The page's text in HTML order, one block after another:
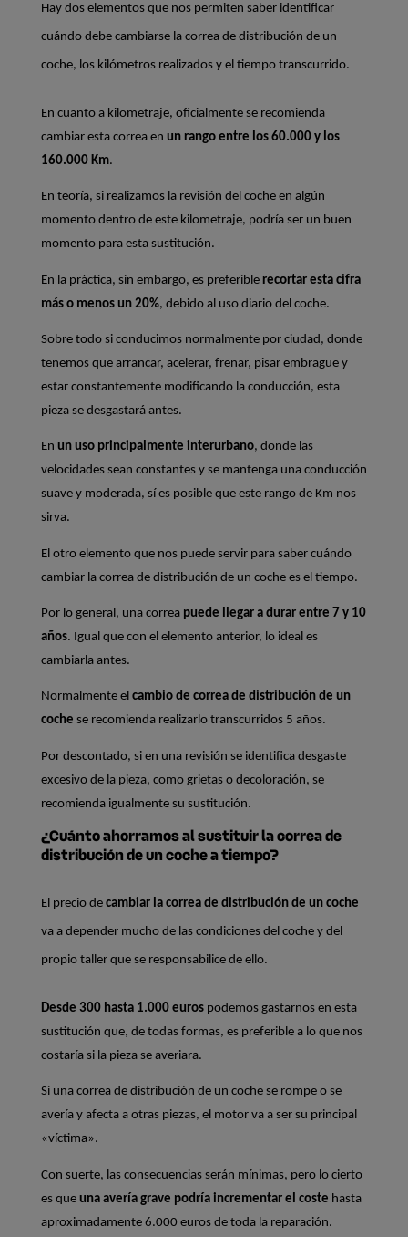
Hay dos elementos que nos permiten saber identificar
cuándo debe cambiarse la correa de distribución de un
coche, los kilómetros realizados y el tiempo transcurrido.
En cuanto a kilometraje, oficialmente se recomienda
cambiar esta correa en un rango entre los 60.000 y los
160.000 Km.
En teoría, si realizamos la revisión del coche en algún
momento dentro de este kilometraje, podría ser un buen
momento para esta sustitución.
En la práctica, sin embargo, es preferible recortar esta cifra
más o menos un 20%, debido al uso diario del coche.
Sobre todo si conducimos normalmente por ciudad, donde
tenemos que arrancar, acelerar, frenar, pisar embrague y
estar constantemente modificando la conducción, esta
pieza se desgastará antes.
En un uso principalmente interurbano, donde las
velocidades sean constantes y se mantenga una conducción
suave y moderada, sí es posible que este rango de Km nos
sirva.
El otro elemento que nos puede servir para saber cuándo
cambiar la correa de distribución de un coche es el tiempo.
Por lo general, una correa puede llegar a durar entre 7 y 10
años. Igual que con el elemento anterior, lo ideal es
cambiarla antes.
Normalmente el cambio de correa de distribución de un
coche se recomienda realizarlo transcurridos 5 años.
Por descontado, si en una revisión se identifica desgaste
excesivo de la pieza, como grietas o decoloración, se
recomienda igualmente su sustitución.
¿Cuánto ahorramos al sustituir la correa de
distribución de un coche a tiempo?
El precio de cambiar la correa de distribución de un coche
va a depender mucho de las condiciones del coche y del
propio taller que se responsabilice de ello.
Desde 300 hasta 1.000 euros podemos gastarnos en esta
sustitución que, de todas formas, es preferible a lo que nos
costaría si la pieza se averiara.
Si una correa de distribución de un coche se rompe o se
avería y afecta a otras piezas, el motor va a ser su principal
«víctima».
Con suerte, las consecuencias serán mínimas, pero lo cierto
es que una avería grave podría incrementar el coste hasta
aproximadamente 6.000 euros de toda la reparación.